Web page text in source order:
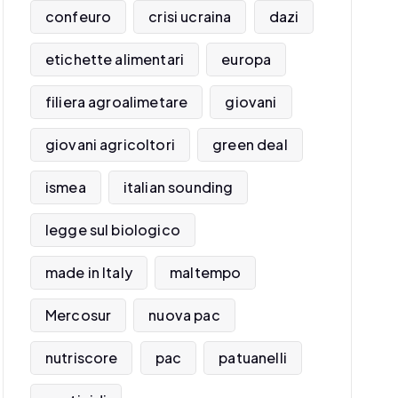
confeuro crisi ucraina dazi
etichette alimentari europa
filiera agroalimetare giovani
giovani agricoltori green deal
ismea italian sounding
legge sul biologico
made in Italy maltempo
Mercosur nuova pac
nutriscore pac patuanelli